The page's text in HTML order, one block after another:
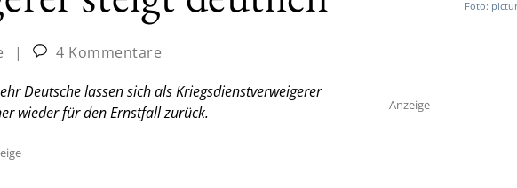
|
4 Kommentare
Deutsche lassen sich als Kriegsdienstverweigerer
wieder für den Ernstfall zurück.
Foto:
Anzeige